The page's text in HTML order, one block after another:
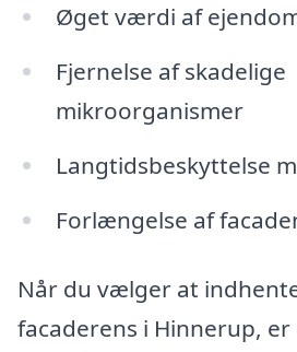
Øget værdi af
Fjernelse af skadelige
mikroorganismer
Langtidsbeskyttelse
Forlængelse af
Når du vælger at
facaderens i Hinnerup,